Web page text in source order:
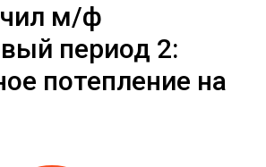
м/ф
период 2:
потепление на